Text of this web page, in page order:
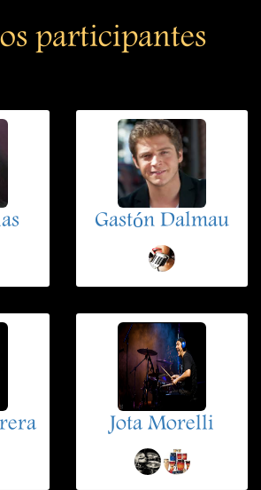
participantes
Gastón Dalmau
Jota Morelli